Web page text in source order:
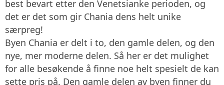
best bevart etter den Venetsianke perioden, og
det er det som gir Chania dens helt unike
særpreg!
Byen Chania er delt i to, den gamle delen, og den
nye, mer moderne delen. Så her er det mulighet
for alle besøkende å finne noe helt spesielt de kan
sette pris på. Den gamle delen av byen finner du